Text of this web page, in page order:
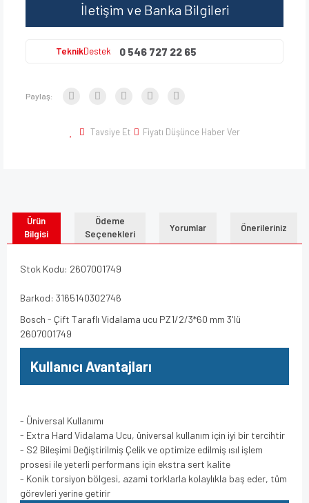
İletişim ve Banka Bilgileri
TeknikDestek 0 546 727 22 65
Paylaş:
Tavsiye Et Fiyatı Düşünce Haber Ver
Ürün
Bilgisi
Ödeme
Seçenekleri
Yorumlar Önerileriniz
Stok Kodu: 2607001749
Barkod: 3165140302746
Bosch - Çift Taraflı Vidalama ucu PZ1/2/3*60 mm 3'lü
2607001749
Kullanıcı Avantajları
- Üniversal Kullanımı
- Extra Hard Vidalama Ucu, üniversal kullanım için iyi bir tercihtir
- S2 Bileşimi Değiştirilmiş Çelik ve optimize edilmiş ısıl işlem
prosesi ile yeterli performans için ekstra sert kalite
- Konik torsiyon bölgesi, azami torklarla kolaylıkla baş eder, tüm
görevleri yerine getirir